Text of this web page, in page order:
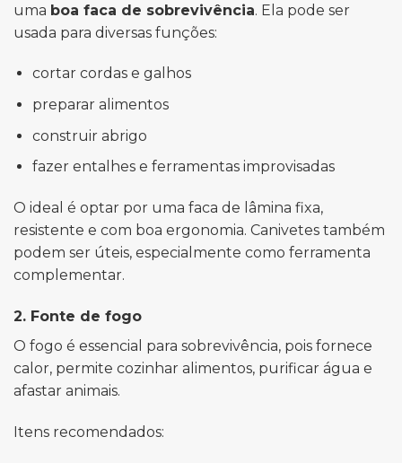
uma boa faca de sobrevivência. Ela pode ser
usada para diversas funções:
cortar cordas e galhos
preparar alimentos
construir abrigo
fazer entalhes e ferramentas improvisadas
O ideal é optar por uma faca de lâmina fixa,
resistente e com boa ergonomia. Canivetes também
podem ser úteis, especialmente como ferramenta
complementar.
2. Fonte de fogo
O fogo é essencial para sobrevivência, pois fornece
calor, permite cozinhar alimentos, purificar água e
afastar animais.
Itens recomendados: